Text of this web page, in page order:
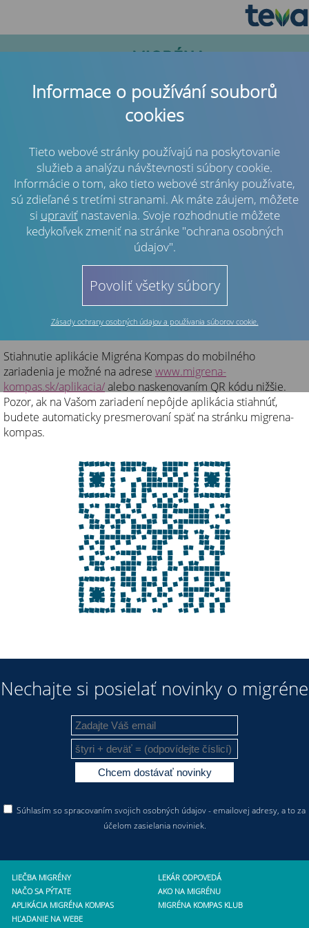
Previous Next
Pacientom s migrénou pomôže nová
mobilná aplikácia
Aplikácia Migréna Kompas umožní pacientom získať väčšiu
kontrolu nad svojou chorobou.
Stiahnutie aplikácie do telefónu
Stiahnutie aplikácie Migréna Kompas do mobilného
zariadenia je možné na adrese www.migrena-
kompas.sk/aplikacia/alebo naskenovaním QR kódu nižšie.
Pozor, ak na Vašom zariadení nepôjde aplikácia stiahnúť,
budete automaticky presmerovaní späť na stránku migrena-
kompas.
Nechajte si posielať novinky o migréne
Súhlasím so spracovaním svojich osobných údajov - emailovej adresy, a to za
účelom zasielania noviniek.
LIEČBA MIGRÉNY
NAČO SA PÝTATE
APLIKÁCIA MIGRÉNA KOMPAS
HĽADANIE NA WEBE
LEKÁR ODPOVEDÁ
AKO NA MIGRÉNU
MIGRÉNA KOMPAS KLUB
Informace o používání souborů
cookies
Tieto webové stránky používajú na poskytovanie
služieb a analýzu návštevnosti súbory cookie.
Informácie o tom, ako tieto webové stránky používate,
sú zdieľané s tretími stranami. Ak máte záujem, môžete
si upraviťnastavenia. Svoje rozhodnutie môžete
kedykoľvek zmeniť na stránke "ochrana osobných
údajov".
Povoliť všetky súbory
Zásady ochrany osobných údajov a používania súborov cookie.